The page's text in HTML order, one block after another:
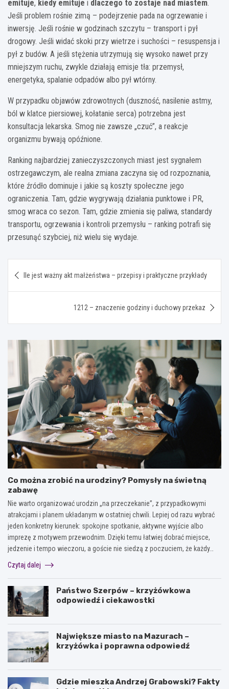
emituje, kiedy emituje i dlaczego to zostaje nad miastem.
Jeśli problem rośnie zimą – podejrzenie pada na ogrzewanie i
inwersję. Jeśli rośnie w godzinach szczytu – transport i pył
drogowy. Jeśli widać skoki przy wietrze i suchości – resuspensja i
pył z budów. A jeśli stężenia utrzymują się wysoko nawet przy
mniejszym ruchu, zwykle działają emisje tła: przemysł,
energetyka, spalanie odpadów albo pył wtórny.
W przypadku objawów zdrowotnych (duszność, nasilenie astmy,
ból w klatce piersiowej, kołatanie serca) potrzebna jest
konsultacja lekarska. Smog nie zawsze „czuć”, a reakcje
organizmu bywają opóźnione.
Ranking najbardziej zanieczyszczonych miast jest sygnałem
ostrzegawczym, ale realna zmiana zaczyna się od rozpoznania,
które źródło dominuje i jakie są koszty społeczne jego
ograniczenia. Tam, gdzie wygrywają działania punktowe i PR,
smog wraca co sezon. Tam, gdzie zmienia się paliwa, standardy
transportu, ogrzewania i kontroli przemysłu – ranking potrafi się
przesunąć szybciej, niż wielu się wydaje.
wpisu
Ile jest ważny akt małżeństwa – przepisy i praktyczne przykłady
1212 – znaczenie godziny i duchowy przekaz
Co można zrobić na urodziny? Pomysły na świetną
zabawę
Nie warto organizować urodzin „na przeczekanie”, z przypadkowymi
atrakcjami i planem układanym w ostatniej chwili. Lepiej od razu wybrać
jeden konkretny kierunek: spokojne spotkanie, aktywne wyjście albo
imprezę z motywem przewodnim. Dzięki temu łatwiej dobrać miejsce,
jedzenie i tempo wieczoru, a goście nie siedzą z poczuciem, że każdy…
Czytaj dalej
Państwo Szerpów – krzyżówkowa
odpowiedź i ciekawostki
Największe miasto na Mazurach –
krzyżówka i poprawna odpowiedź
Gdzie mieszka Andrzej Grabowski? Fakty